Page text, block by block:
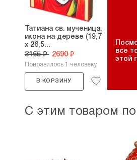
Татиана св. мученица,
икона на дереве (19,7
х 26,5...
3165 ₽ 2690 ₽
Понравилось 1 человеку
В КОРЗИНУ
все
этой
С этим товаром